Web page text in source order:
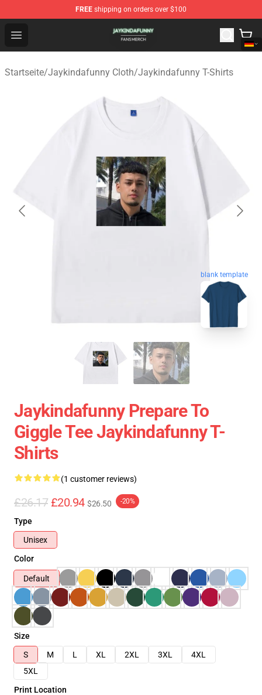
FREE shipping on orders over $100
Open menu
Jaykindafunny Shop - Official Jaykindafunny
Startseite/Jaykindafunny Cloth/Jaykindafunny T-Shirts
blank template
Jaykindafunny Prepare To
Giggle Tee Jaykindafunny T-
Shirts
(1 customer reviews)
£26.17 £20.94 $26.50 -20%
Type
Unisex
Color
Default
Size
S
M L XL 2XL 3XL
4XL
5XL
Print Location